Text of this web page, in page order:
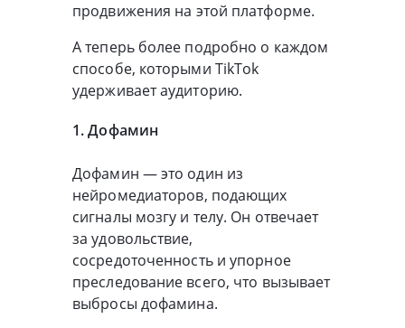
продвижения на этой платформе.
А теперь более подробно о каждом
способе, которыми TikTok
удерживает аудиторию.
1. Дофамин
Дофамин — это один из
нейромедиаторов, подающих
сигналы мозгу и телу. Он отвечает
за удовольствие,
сосредоточенность и упорное
преследование всего, что вызывает
выбросы дофамина.